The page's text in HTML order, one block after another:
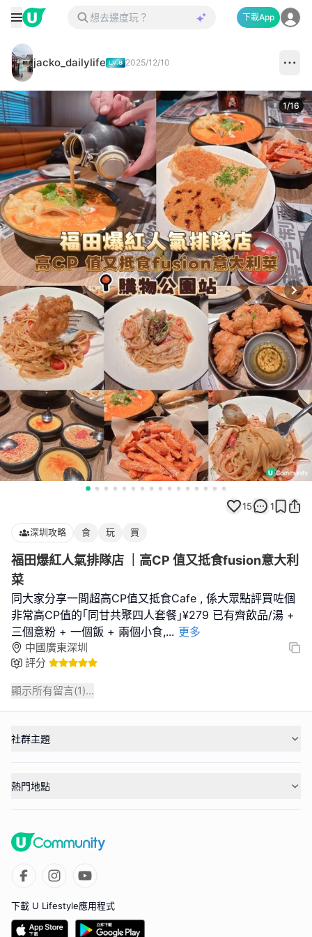
下載App
jacko_dailylife 2025/12/10
1/16
15 1
深圳攻略 食 玩 買
福田爆紅人氣排隊店 ｜高CP 值又抵食fusion意大利
菜
同大家分享一間超高CP值又抵食Cafe , 係大眾點評買咗個
非常高CP值的｢同甘共聚四人套餐｣¥279 已有齊飲品/湯 +
三個意粉 + 一個飯 + 兩個小食,... 更多
中國廣東深圳
評分
顯示所有留言(1)...
社群主題
熱門地點
下載 U Lifestyle應用程式